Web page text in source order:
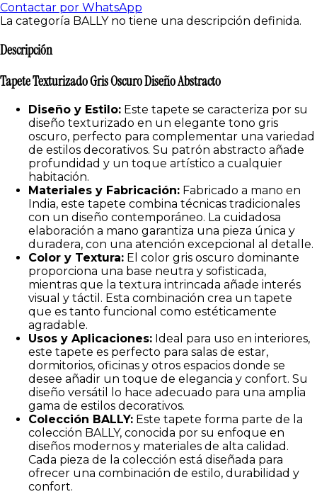
Contactar por WhatsApp
La categoría BALLY no tiene una descripción definida.
Descripción
Tapete Texturizado Gris Oscuro Diseño Abstracto
Diseño y Estilo: Este tapete se caracteriza por su
diseño texturizado en un elegante tono gris
oscuro, perfecto para complementar una variedad
de estilos decorativos. Su patrón abstracto añade
profundidad y un toque artístico a cualquier
habitación.
Materiales y Fabricación: Fabricado a mano en
India, este tapete combina técnicas tradicionales
con un diseño contemporáneo. La cuidadosa
elaboración a mano garantiza una pieza única y
duradera, con una atención excepcional al detalle.
Color y Textura: El color gris oscuro dominante
proporciona una base neutra y sofisticada,
mientras que la textura intrincada añade interés
visual y táctil. Esta combinación crea un tapete
que es tanto funcional como estéticamente
agradable.
Usos y Aplicaciones: Ideal para uso en interiores,
este tapete es perfecto para salas de estar,
dormitorios, oficinas y otros espacios donde se
desee añadir un toque de elegancia y confort. Su
diseño versátil lo hace adecuado para una amplia
gama de estilos decorativos.
Colección BALLY: Este tapete forma parte de la
colección BALLY, conocida por su enfoque en
diseños modernos y materiales de alta calidad.
Cada pieza de la colección está diseñada para
ofrecer una combinación de estilo, durabilidad y
confort.